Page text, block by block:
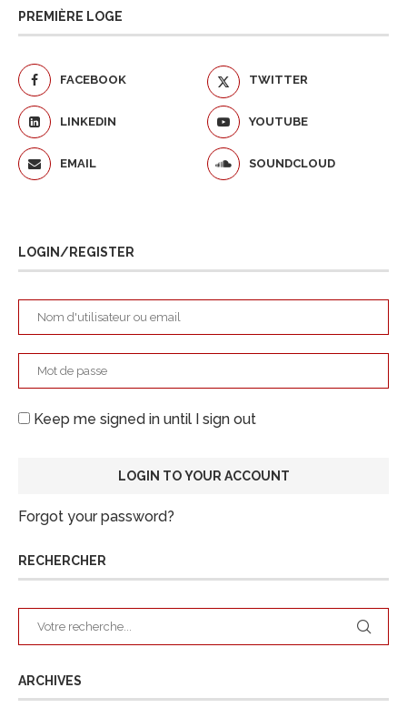
PREMIÈRE LOGE
FACEBOOK TWITTER
LINKEDIN YOUTUBE
EMAIL SOUNDCLOUD
LOGIN/REGISTER
Keep me signed in until I sign out
Forgot your password?
RECHERCHER
ARCHIVES